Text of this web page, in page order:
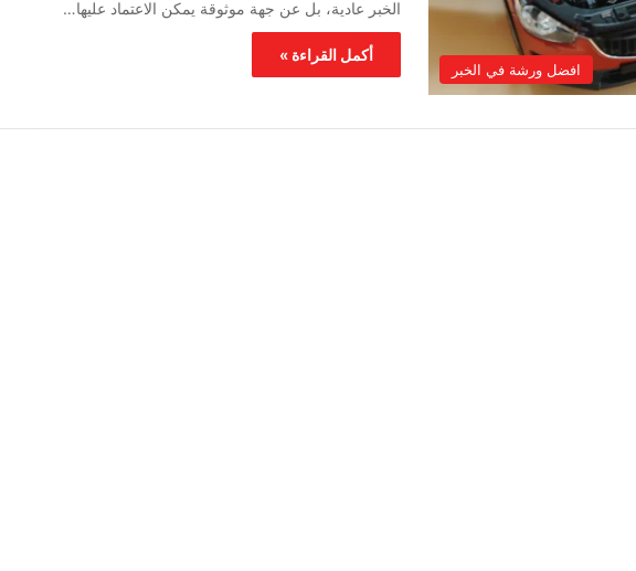
افضل ورشة في الخبر
الخبر عادية، بل عن جهة موثوقة يمكن الاعتماد عليها…
أكمل القراءة »